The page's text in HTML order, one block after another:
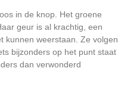
in de knop. Het groene
geur is al krachtig, een
kunnen weerstaan. Ze volgen
bijzonders op het punt staat
dan verwonderd